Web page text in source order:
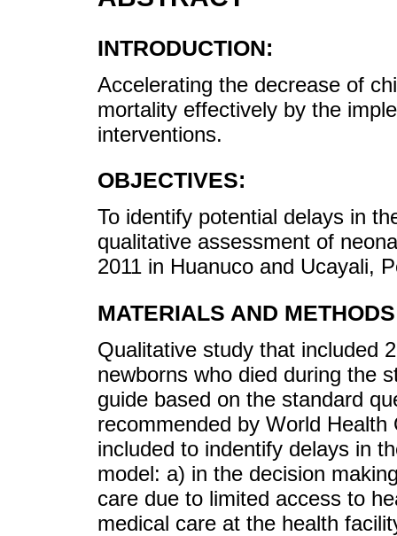
INTRODUCTION:
Accelerating the decrease of
mortality effectively by the
interventions.
OBJECTIVES:
To identify potential delays in
qualitative assessment of
2011 in Huanuco and Ucayali,
MATERIALS AND
Qualitative study that included
newborns who died during the
guide based on the standard
recommended by World
included to indentify delays in
model: a) in the decision
care due to limited access to
medical care at the health